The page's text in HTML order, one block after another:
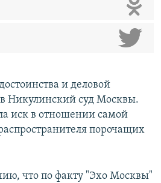
и деловой
Никулинский суд Москвы.
иск в отношении самой
порочащих
что по факту "Эхо Москвы"